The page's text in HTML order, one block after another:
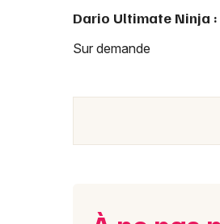
Dario Ultimate Ninja
Sur demande